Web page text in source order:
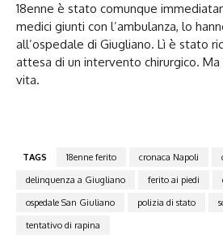
18enne è stato comunque
medici giunti con l’ambulanza, lo
all’ospedale di Giugliano. Lì è stato
attesa di un intervento chirurgico.
vita.
TAGS 18enne ferito cronaca Napoli
delinquenza a Giugliano
ferito ai piedi
ospedale San Giuliano
polizia di stato
tentativo di rapina